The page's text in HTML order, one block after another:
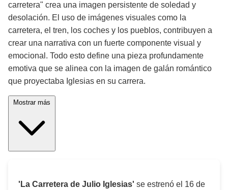
carretera" crea una imagen persistente de soledad y
desolación. El uso de imágenes visuales como la
carretera, el tren, los coches y los pueblos, contribuyen a
crear una narrativa con un fuerte componente visual y
emocional. Todo esto define una pieza profundamente
emotiva que se alinea con la imagen de galán romántico
que proyectaba Iglesias en su carrera.
'La Carretera de Julio Iglesias' se estrenó el 16 de